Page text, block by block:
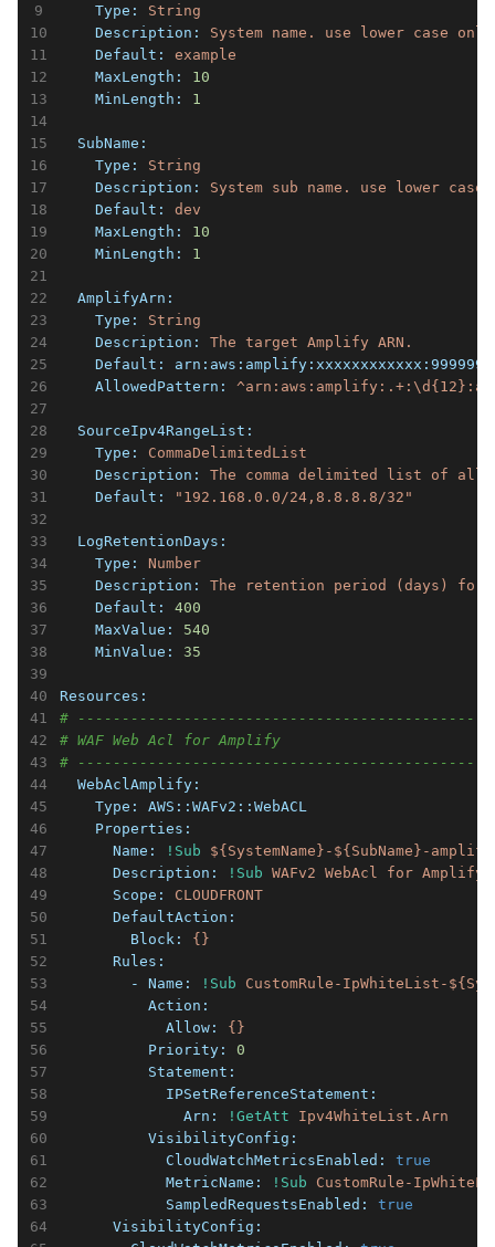
    Type:
String
    Description:
System name. use lower case
    Default:
example
    MaxLength:
10
    MinLength:
1
  SubName:
    Type:
String
    Description:
System sub name. use lower case
    Default:
dev
    MaxLength:
10
    MinLength:
1
  AmplifyArn:
    Type:
String
    Description:
The target Amplify
ARN.
    Default:
    AllowedPattern:
  SourceIpv4RangeList:
    Type:
CommaDelimitedList
    Description:
The comma delimited list of
    Default:
"192.168.0.0/24,8.8.8.8/32"
  LogRetentionDays:
    Type:
Number
    Description:
The retention period (days) for
    Default:
400
    MaxValue:
540
    MinValue:
35
Resources:
#
# WAF Web Acl for Amplify
#
  WebAclAmplify:
    Type:
AWS::WAFv2::WebACL
    Properties:
      Name:
!Sub
${SystemName}-${SubName}-amplify
      Description:
!Sub WAFv2 WebAcl for Amplify
      Scope:
CLOUDFRONT
      DefaultAction:
        Block:
{}
      Rules:
        - Name:
!Sub
CustomRule-IpWhiteList-
          Action:
            Allow:
{}
          Priority:
0
          Statement:
            IPSetReferenceStatement:
              Arn:
!GetAtt
Ipv4WhiteList.Arn
          VisibilityConfig:
            CloudWatchMetricsEnabled:
true
            MetricName:
!Sub
CustomRule-
            SampledRequestsEnabled:
true
      VisibilityConfig: